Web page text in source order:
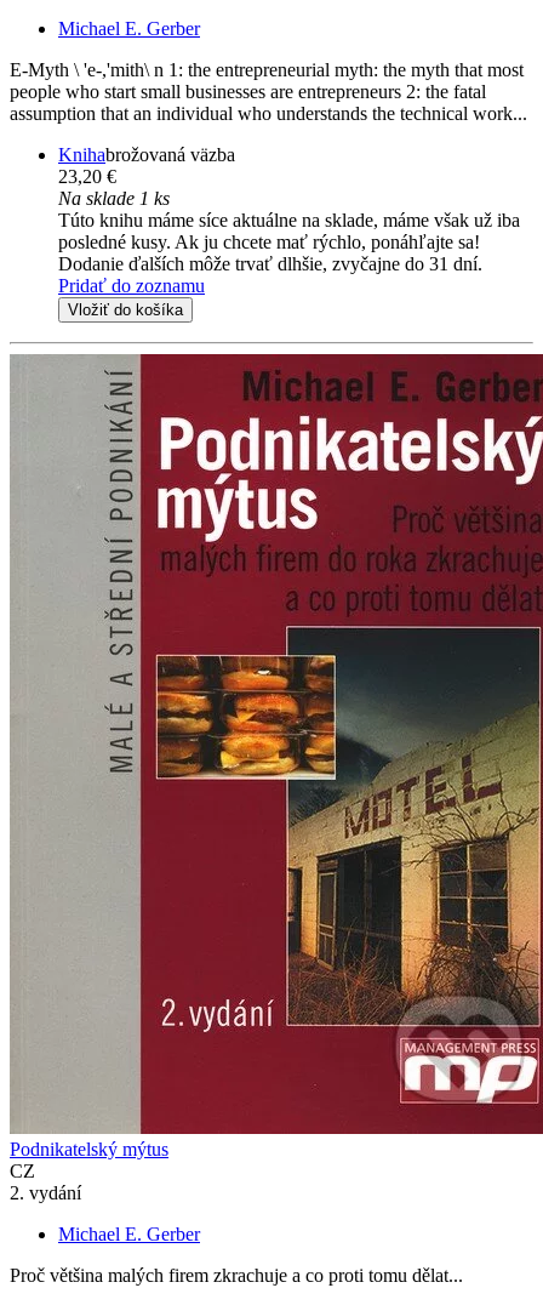
Michael E. Gerber
E-Myth \ 'e-,'mith\ n 1: the entrepreneurial myth: the myth that most
people who start small businesses are entrepreneurs 2: the fatal
assumption that an individual who understands the technical work...
Knihabrožovaná väzba
23,20 €
Na sklade 1 ks
Túto knihu máme síce aktuálne na sklade, máme však už iba
posledné kusy. Ak ju chcete mať rýchlo, ponáhľajte sa!
Dodanie ďalších môže trvať dlhšie, zvyčajne do 31 dní.
Pridať do zoznamu
Vložiť do košíka
Podnikatelský mýtus
CZ
2. vydání
Michael E. Gerber
Proč většina malých firem zkrachuje a co proti tomu dělat...